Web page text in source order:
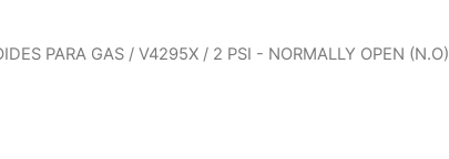
PARA GAS / V4295X / 2 PSI - NORMALLY OPEN (N.O)